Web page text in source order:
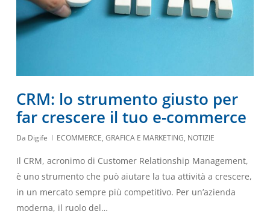
CRM: lo strumento giusto per
far crescere il tuo e-commerce
Da Digife ECOMMERCE, GRAFICA E MARKETING, NOTIZIE
Il CRM, acronimo di Customer Relationship Management,
è uno strumento che può aiutare la tua attività a crescere,
in un mercato sempre più competitivo. Per un’azienda
moderna, il ruolo del…